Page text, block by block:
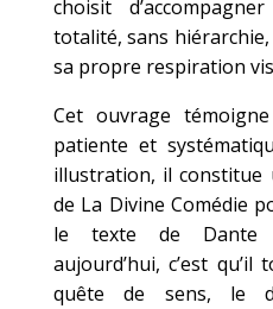
choisit
totalité, sans
sa propre respiration
Cet ouvrage
patiente et
illustration, il constitue
de La Divine Comédie
le texte de Dante
aujourd’hui, c’est qu’il
quête de sens, le